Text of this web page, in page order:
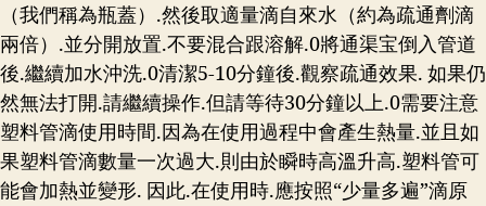
（我們稱為瓶蓋）.然後取適量滴自來水（約為疏通劑滴
兩倍）.並分開放置.不要混合跟溶解.0將通渠宝倒入管道
後.繼續加水沖洗.0清潔5-10分鐘後.觀察疏通效果. 如果仍
然無法打開.請繼續操作.但請等待30分鐘以上.0需要注意
塑料管滴使用時間.因為在使用過程中會產生熱量.並且如
果塑料管滴數量一次過大.則由於瞬時高溫升高.塑料管可
能會加熱並變形. 因此.在使用時.應按照“少量多遍”滴原